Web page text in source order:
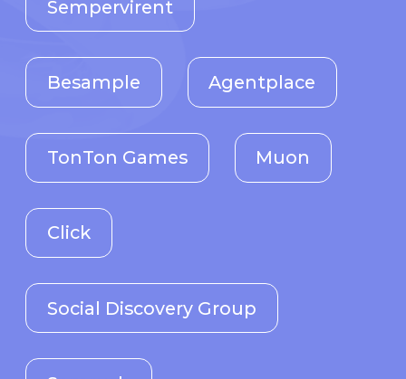
Click
Social Discovery Group
Flipper Devices Avito
Freedom Finance
CloudLinux